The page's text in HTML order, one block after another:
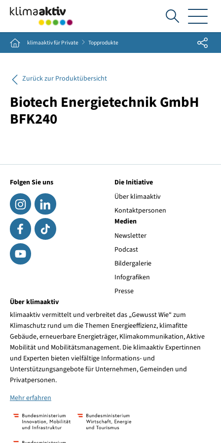
Ich
suche...
Home klimaaktiv für Private Topprodukte Share
Zurück zur Produktübersicht
Biotech Energietechnik GmbH
BFK240
Folgen Sie uns
Die Initiative
Über klimaaktiv
Kontaktpersonen
Medien
Newsletter
Podcast
Bildergalerie
Infografiken
Presse
Über klimaaktiv
klimaaktiv vermittelt und verbreitet das „Gewusst Wie“ zum
Klimaschutz rund um die Themen Energieeffizienz, klimafitte
Gebäude, erneuerbare Energieträger, Klimakommunikation, Aktive
Mobilität und Mobilitätsmanagement. Die klimaaktiv Expertinnen
und Experten bieten vielfältige Informations- und
Unterstützungsangebote für Unternehmen, Gemeinden und
Privatpersonen.
Mehr erfahren